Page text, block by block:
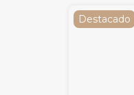
Destacado